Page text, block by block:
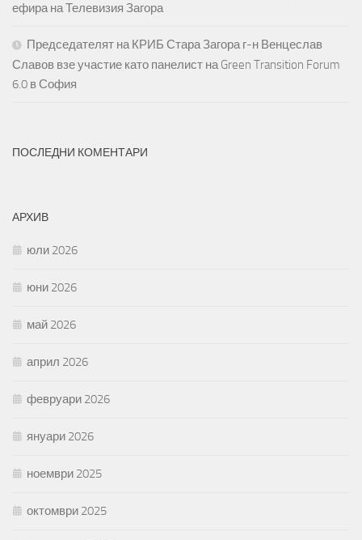
ефира на Телевизия Загора
Председателят на КРИБ Стара Загора г-н Венцеслав
Славов взе участие като панелист на Green Transition Forum
6.0 в София
ПОСЛЕДНИ КОМЕНТАРИ
АРХИВ
юли 2026
юни 2026
май 2026
април 2026
февруари 2026
януари 2026
ноември 2025
октомври 2025